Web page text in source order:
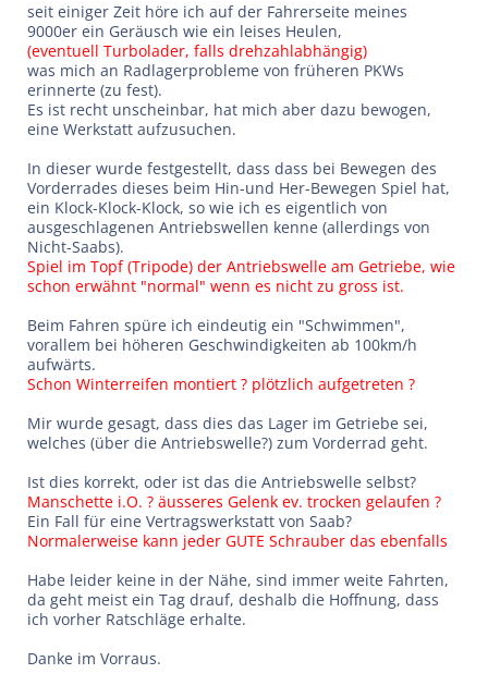
seit einiger Zeit höre ich auf der Fahrerseite meines
9000er ein Geräusch wie ein leises Heulen,
(eventuell Turbolader, falls drehzahlabhängig)
was mich an Radlagerprobleme von früheren PKWs
erinnerte (zu fest).
Es ist recht unscheinbar, hat mich aber dazu bewogen,
eine Werkstatt aufzusuchen.
In dieser wurde festgestellt, dass dass bei Bewegen des
Vorderrades dieses beim Hin-und Her-Bewegen Spiel hat,
ein Klock-Klock-Klock, so wie ich es eigentlich von
ausgeschlagenen Antriebswellen kenne (allerdings von
Nicht-Saabs).
Spiel im Topf (Tripode) der Antriebswelle am Getriebe, wie
schon erwähnt "normal" wenn es nicht zu gross ist.
Beim Fahren spüre ich eindeutig ein "Schwimmen",
vorallem bei höheren Geschwindigkeiten ab 100km/h
aufwärts.
Schon Winterreifen montiert ? plötzlich aufgetreten ?
Mir wurde gesagt, dass dies das Lager im Getriebe sei,
welches (über die Antriebswelle?) zum Vorderrad geht.
Ist dies korrekt, oder ist das die Antriebswelle selbst?
Manschette i.O. ? äusseres Gelenk ev. trocken gelaufen ?
Ein Fall für eine Vertragswerkstatt von Saab?
Normalerweise kann jeder GUTE Schrauber das ebenfalls
Habe leider keine in der Nähe, sind immer weite Fahrten,
da geht meist ein Tag drauf, deshalb die Hoffnung, dass
ich vorher Ratschläge erhalte.
Danke im Vorraus.